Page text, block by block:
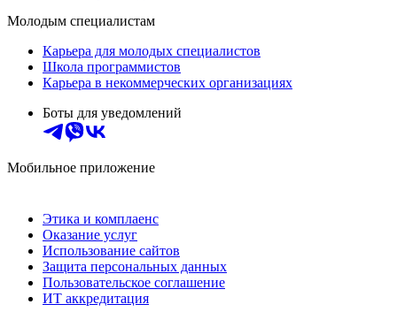
Молодым специалистам
Карьера для молодых специалистов
Школа программистов
Карьера в некоммерческих организациях
Боты для уведомлений
Мобильное приложение
Этика и комплаенс
Оказание услуг
Использование сайтов
Защита персональных данных
Пользовательское соглашение
ИТ аккредитация